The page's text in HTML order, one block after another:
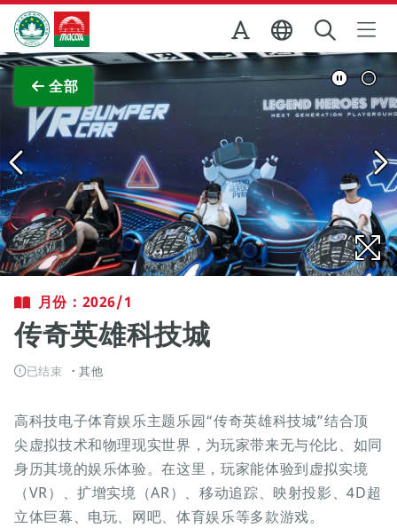
跳至主内容
澳门特别行政区政府旅游局
全部
查看原图
月份：2026/1
传奇英雄科技城
已结束 其他
高科技电子体育娱乐主题乐园“传奇英雄科技城”结合顶
尖虚拟技术和物理现实世界，为玩家带来无与伦比、如同
身历其境的娱乐体验。在这里，玩家能体验到虚拟实境
（VR）、扩增实境（AR）、移动追踪、映射投影、4D超
立体巨幕、电玩、网吧、体育娱乐等多款游戏。